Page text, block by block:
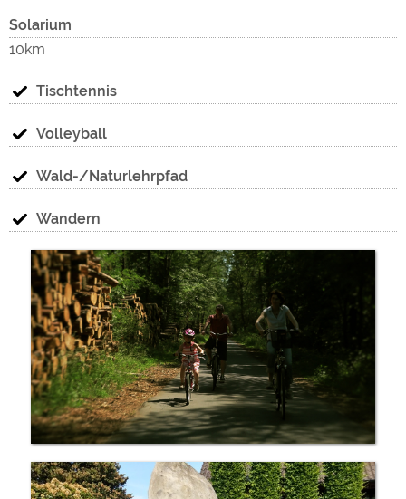
Solarium
10km
Tischtennis
Volleyball
Wald-/Naturlehrpfad
Wandern